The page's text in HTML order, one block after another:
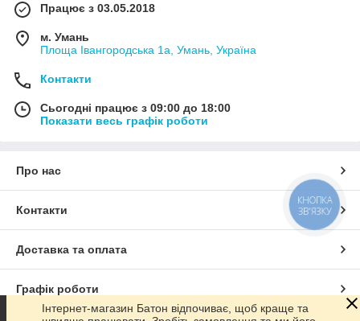
Працює з 03.05.2018
м. Умань
Площа Івангородська 1а, Умань, Україна
Контакти
Сьогодні працює з 09:00 до 18:00
Показати весь графік роботи
Про нас
Контакти
Доставка та оплата
Графік роботи
Інтернет-магазин Батон відпочиває, щоб краще та
КНОПКА
ЗВ'ЯЗКУ